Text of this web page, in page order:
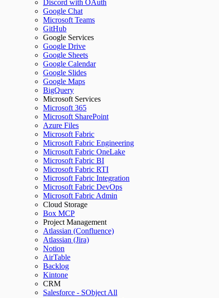
Discord with OAuth
Google Chat
Microsoft Teams
GitHub
Google Services
Google Drive
Google Sheets
Google Calendar
Google Slides
Google Maps
BigQuery
Microsoft Services
Microsoft 365
Microsoft SharePoint
Azure Files
Microsoft Fabric
Microsoft Fabric Engineering
Microsoft Fabric OneLake
Microsoft Fabric BI
Microsoft Fabric RTI
Microsoft Fabric Integration
Microsoft Fabric DevOps
Microsoft Fabric Admin
Cloud Storage
Box MCP
Project Management
Atlassian (Confluence)
Atlassian (Jira)
Notion
AirTable
Backlog
Kintone
CRM
Salesforce - SObject All